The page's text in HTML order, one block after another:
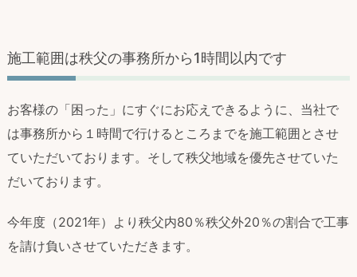
施工範囲は秩父の事務所から1時間以内です
お客様の「困った」にすぐにお応えできるように、当社で
は事務所から１時間で行けるところまでを施工範囲とさせ
ていただいております。そして秩父地域を優先させていた
だいております。
今年度（2021年）より秩父内80％秩父外20％の割合で工事
を請け負いさせていただきます。